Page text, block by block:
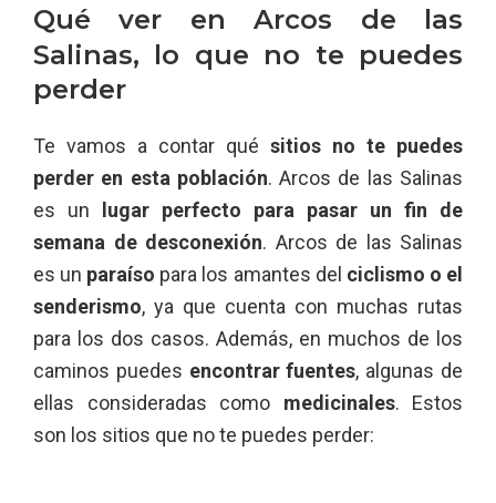
Qué ver en Arcos de las
Salinas, lo que no te puedes
perder
Te vamos a contar qué sitios no te puedes
perder en esta población. Arcos de las Salinas
es un
lugar perfecto para pasar un fin de
semana de desconexión. Arcos de las Salinas
es un paraíso para los amantes del ciclismo o el
senderismo, ya que cuenta con muchas rutas
para los dos casos. Además, en muchos de los
caminos puedes encontrar fuentes, algunas de
ellas consideradas como medicinales. Estos
son los sitios que no te puedes perder: